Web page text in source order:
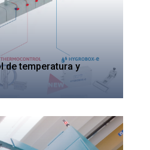
de temperatura y